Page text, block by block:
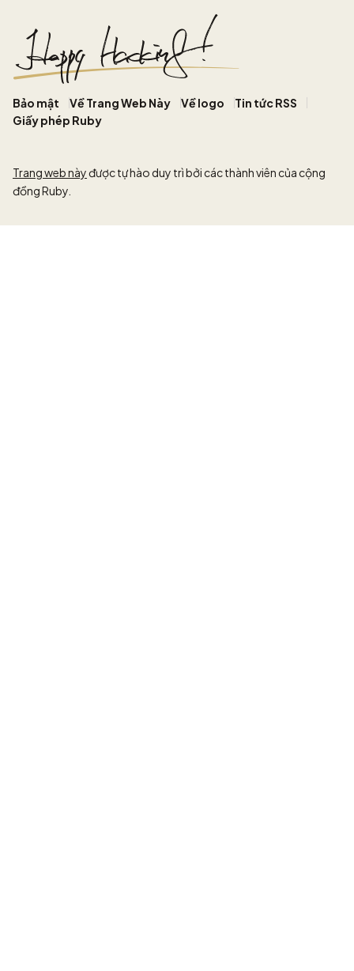
Bảo mật Về Trang Web Này Về logo
Tin tức RSS
Giấy phép Ruby
Trang web nàyđược tự hào duy trì bởi các thành viên của cộng
đồng Ruby.